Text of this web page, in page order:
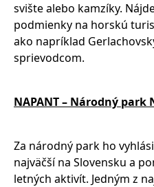
svište alebo kamzíky.
podmienky na horskú
ako napríklad
sprievodcom.
NAPANT – Národný park
Za národný park ho
najväčší na Slovensku a
letných aktivít. Jedným z